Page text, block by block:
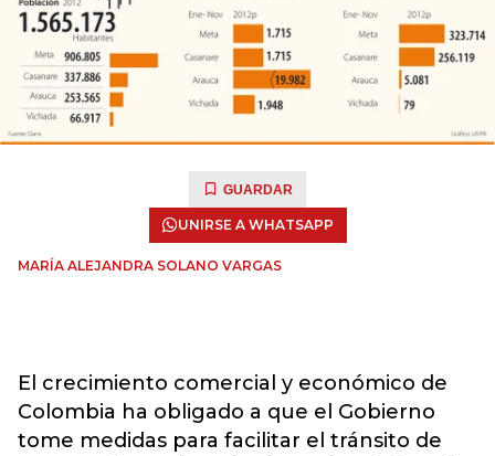
GUARDAR
UNIRSE A WHATSAPP
MARÍA ALEJANDRA SOLANO VARGAS
El crecimiento comercial y económico de
Colombia ha obligado a que el Gobierno
tome medidas para facilitar el tránsito de